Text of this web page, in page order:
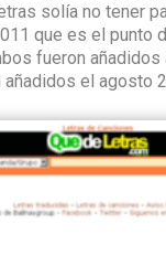
solía no tener
que es el punto
fueron
el agosto